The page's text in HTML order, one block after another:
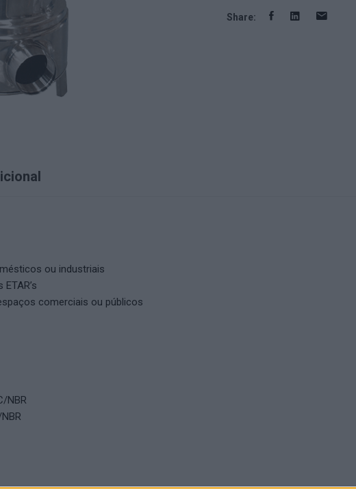
Share:
ou industriais
comerciais ou públicos
NBR